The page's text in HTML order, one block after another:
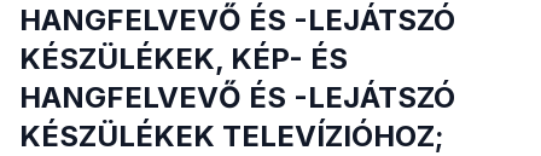
HANGFELVEVŐ ÉS -LEJÁTSZÓ
KÉSZÜLÉKEK, KÉP- ÉS
HANGFELVEVŐ ÉS -LEJÁTSZÓ
KÉSZÜLÉKEK TELEVÍZIÓHOZ;